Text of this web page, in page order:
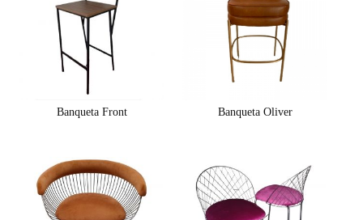
Banqueta Front Banqueta Oliver